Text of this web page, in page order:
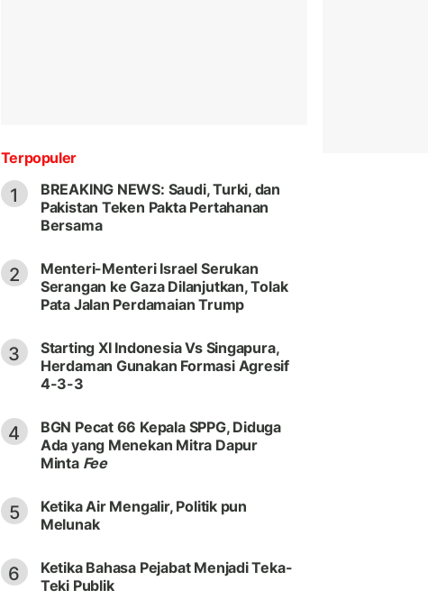
Terpopuler
1
BREAKING NEWS: Saudi, Turki, dan
Pakistan Teken Pakta Pertahanan
Bersama
2
Menteri-Menteri Israel Serukan
Serangan ke Gaza Dilanjutkan, Tolak
Pata Jalan Perdamaian Trump
3
Starting XI Indonesia Vs Singapura,
Herdaman Gunakan Formasi Agresif
4-3-3
4
BGN Pecat 66 Kepala SPPG, Diduga
Ada yang Menekan Mitra Dapur
Minta Fee
5
Ketika Air Mengalir, Politik pun
Melunak
6
Ketika Bahasa Pejabat Menjadi Teka-
Teki Publik